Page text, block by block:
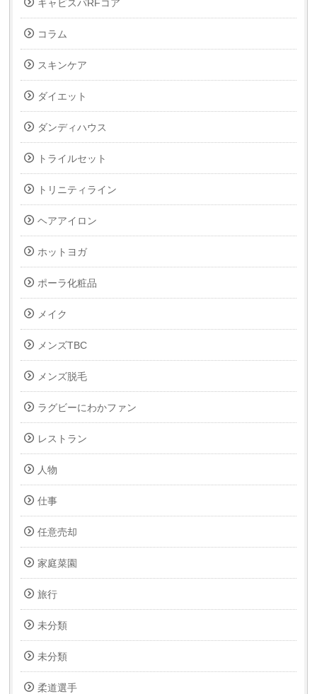
キャビスパRFコア
コラム
スキンケア
ダイエット
ダンディハウス
トライルセット
トリニティライン
ヘアアイロン
ホットヨガ
ポーラ化粧品
メイク
メンズTBC
メンズ脱毛
ラグビーにわかファン
レストラン
人物
仕事
任意売却
家庭菜園
旅行
未分類
未分類
柔道選手